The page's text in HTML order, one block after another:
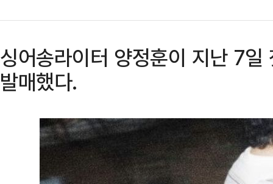
싱어송라이터 양정훈이 지난 7
발매했다.